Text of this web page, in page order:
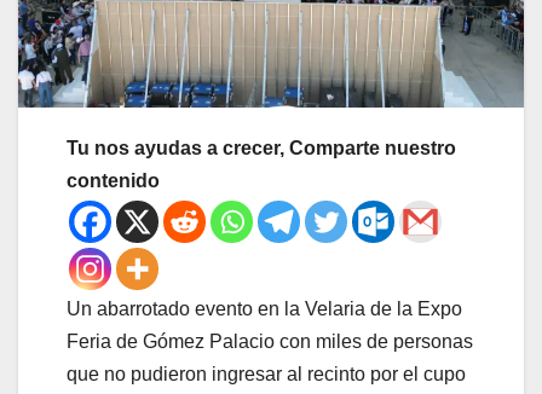
Tu nos ayudas a crecer, Comparte nuestro
contenido
Un abarrotado evento en la Velaria de la Expo
Feria de Gómez Palacio con miles de personas
que no pudieron ingresar al recinto por el cupo